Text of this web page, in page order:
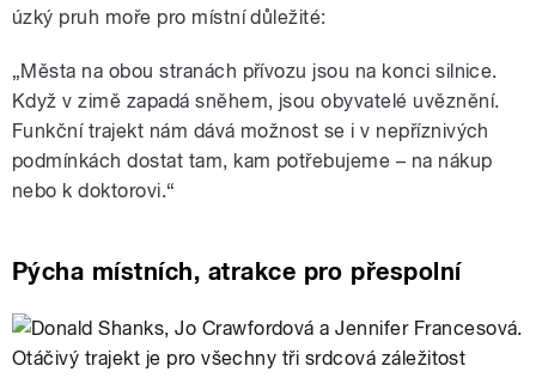
úzký pruh moře pro místní důležité:
„Města na obou stranách přívozu jsou na konci silnice.
Když v zimě zapadá sněhem, jsou obyvatelé uvěznění.
Funkční trajekt nám dává možnost se i v nepříznivých
podmínkách dostat tam, kam potřebujeme – na nákup
nebo k doktorovi.“
Pýcha místních, atrakce pro přespolní